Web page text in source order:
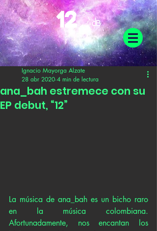
ana_bah estremece con su
EP debut, “12”
Ignacio Mayorga Alzate
28 abr 2020 4 min de lectura
La música de ana_bah es un bicho raro
en la música colombiana.
Afortunadamente, nos encantan los